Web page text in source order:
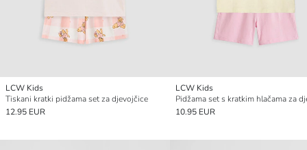
LCW Kids
Tiskani kratki pidžama set za djevojčice
12.95 EUR
LCW Kids
10.95 EUR